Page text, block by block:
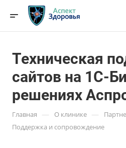
Техническая
сайтов на 1С-
решениях
Главная — О клинике —
Поддержка и сопровождение